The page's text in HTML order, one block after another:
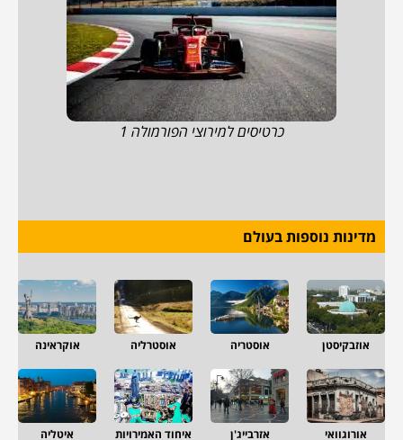
כרטיסים למירוצי הפורמולה 1
מדינות נוספות בעולם
אוזבקיסטן אוסטריה אוסטרליה אוקראינה
אורוגוואי אזרבייג'ן איחוד האמירויות איטליה